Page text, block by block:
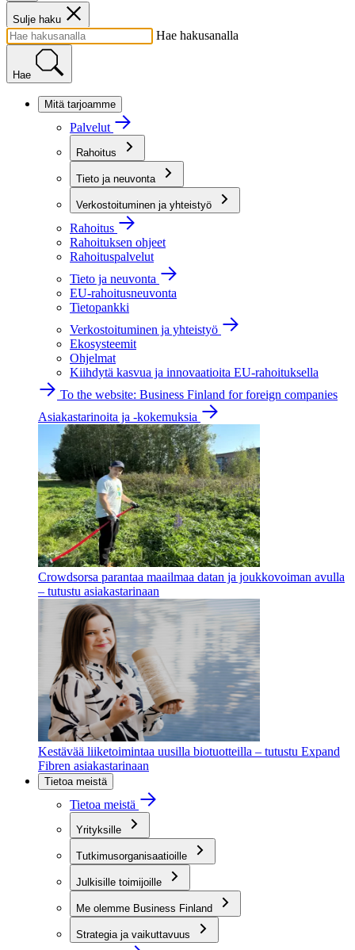
Sulje haku
Hae hakusanalla
Hae
Mitä tarjoamme
Palvelut
Rahoitus
Tieto ja neuvonta
Verkostoituminen ja yhteistyö
Rahoitus
Rahoituksen ohjeet
Rahoituspalvelut
Tieto ja neuvonta
EU-rahoitusneuvonta
Tietopankki
Verkostoituminen ja yhteistyö
Ekosysteemit
Ohjelmat
Kiihdytä kasvua ja innovaatioita EU-rahoituksella
To the website: Business Finland for foreign companies
Asiakastarinoita ja -kokemuksia
Crowdsorsa parantaa maailmaa datan ja joukkovoiman avulla
– tutustu asiakastarinaan
Kestävää liiketoimintaa uusilla biotuotteilla – tutustu Expand
Fibren asiakastarinaan
Tietoa meistä
Tietoa meistä
Yrityksille
Tutkimusorganisaatioille
Julkisille toimijoille
Me olemme Business Finland
Strategia ja vaikuttavuus